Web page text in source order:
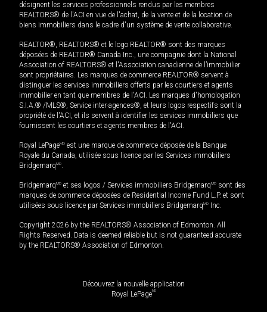
désignent les services professionnels rendus par les membres
REALTORS® de l'ACI en vue de l'achat, de la vente et de la location de
biens immobiliers dans le cadre d'un système de vente collaborative.
REALTOR®, REALTORS® et le logo REALTOR® sont des marques
déposées de REALTOR® Canada Inc., une compagnie dont la National
Association of REALTORS® et l'Association canadienne de l’immobilier
sont propriétaires. Les marques de commerce REALTOR® servent à
distinguer les services immobiliers offerts par les courtiers et agents
immobilier en tant que membres de l'ACI. Les marques d'homologation
S.I.A.® /MLS®, Service inter-agences®, et leurs logos respectifs sont la
propriété de l'ACI, et ils servent à identifier les services immobiliers que
fournissent les courtiers et agents membres de l'ACI.
Royal LePageMD est une marque de commerce déposée de la Banque
Royale du Canada, utilisée sous licence par les Services immobiliers
BridgemarqMD.
BridgemarqMD et ses logos / Services immobiliers BridgemarqMD sont des
marques de commerce déposées de Residential Income Fund L.P. et sont
utilisées sous licence par Services immobiliers BridgemarqMD Inc.
Copyright 2026 by the REALTORS® Association of Edmonton. All
Rights Reserved. Data is deemed reliable but is not guaranteed accurate
by the REALTORS® Association of Edmonton.
Découvrez la nouvelle application
Royal LePageMD